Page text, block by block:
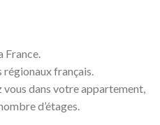
France.
régionaux français.
vous dans votre appartement,
d’étages.